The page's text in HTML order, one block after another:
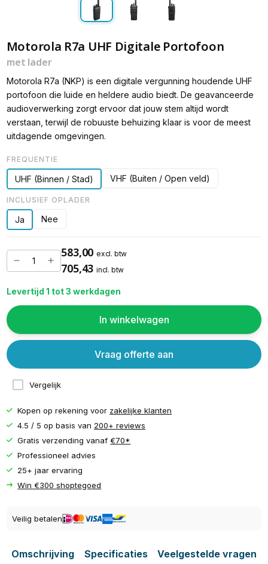
Motorola R7a UHF Digitale Portofoon
met lader
Motorola R7a (NKP) is een digitale vergunning houdende UHF
portofoon die luide en heldere audio biedt. De geavanceerde
audioverwerking zorgt ervoor dat jouw stem altijd wordt
verstaan, terwijl de robuuste behuizing klaar is voor de meest
uitdagende omgevingen.
FREQUENTIE
UHF (Binnen / Stad) VHF (Buiten / Open veld)
INCLUSIEF OPLADER
Ja Nee
583,00 excl. btw
705,43 incl. btw
Levertijd 1 tot 3 werkdagen
In winkelwagen
Vergelijk
Vraag offerte aan
Kopen op rekening voor zakelijke klanten
4.5 / 5 op basis van 200+ reviews
Gratis verzending vanaf€70*
Professioneel advies
25+ jaar ervaring
Win €300 shoptegoed
Veilig betalen
Omschrijving Specificaties Veelgestelde vragen